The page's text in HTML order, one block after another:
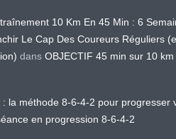
10 Km En 45 Min : 6
Le Cap Des Coureurs Réguliers
dans OBJECTIF 45 min sur 10 km
: la méthode 8-6-4-2 pour progresser
en progression 8-6-4-2